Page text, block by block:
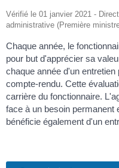
Vérifié le 01 janvier 2021 -
administrative (Première
Chaque année, le
pour but d'apprécier sa
chaque année d'un
compte-rendu. Cette
carrière du fonctionnaire.
face à un besoin permanent
bénéficie également d'un